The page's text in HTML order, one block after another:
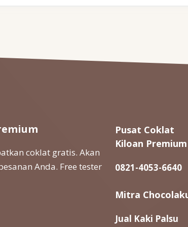
coklat gratis. Akan
Anda. Free tester
Pusat Coklat
Kiloan Premium
0821-4053-6640
Mitra
Jual Kaki Palsu